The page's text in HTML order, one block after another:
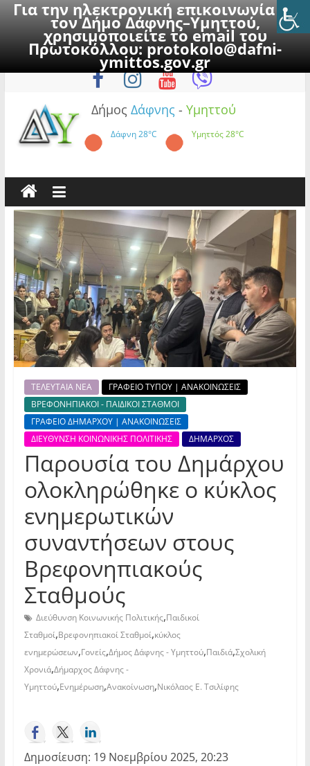
Για την ηλεκτρονική επικοινωνία με
τον Δήμο Δάφνης–Υμηττού,
χρησιμοποιείτε το email του
Πρωτοκόλλου:protokolo@dafni-
ymittos.gov.gr
to
Παρασκευή, 7 Αυγούστου 2026
Δήμος Δάφνης - Υμηττού
Δάφνη28°C Υμηττός28°C
ΤΕΛΕΥΤΑΙΑ ΝΕΑ
ΓΡΑΦΕΙΟ ΤΥΠΟΥ | ΑΝΑΚΟΙΝΩΣΕΙΣ
ΒΡΕΦΟΝΗΠΙΑΚΟΙ - ΠΑΙΔΙΚΟΙ ΣΤΑΘΜΟΙ
ΓΡΑΦΕΙΟ ΔΗΜΑΡΧΟΥ | ΑΝΑΚΟΙΝΩΣΕΙΣ
ΔΙΕΥΘΥΝΣΗ ΚΟΙΝΩΝΙΚΗΣ ΠΟΛΙΤΙΚΗΣ
ΔΗΜΑΡΧΟΣ
Παρουσία του Δημάρχου
ολοκληρώθηκε ο κύκλος
ενημερωτικών
συναντήσεων στους
Βρεφονηπιακούς
Σταθμούς
Διεύθυνση Κοινωνικής Πολιτικής,Παιδικοί
Σταθμοί,Βρεφονηπιακοί Σταθμοί,κύκλος
ενημερώσεων,Γονείς,Δήμος Δάφνης - Υμηττού,Παιδιά,Σχολική
Χρονιά,Δήμαρχος Δάφνης -
Υμηττού,Ενημέρωση,Ανακοίνωση,Νικόλαος Ε. Τσιλίφης
Δημοσίευση: 19 Νοεμβρίου 2025, 20:23